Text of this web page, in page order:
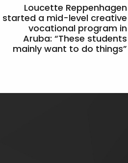
Loucette Reppenhagen
started a mid-level creative
vocational program in
Aruba: “These students
mainly want to do things”